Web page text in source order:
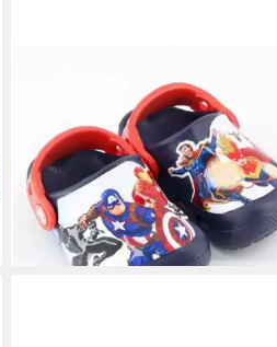
Crocs Kinder Sandalen, Crocs ft
Avengers Patch Clogs, Crocs Kinder
Clog Patches Deko
24,00 €
UVP39,99 €
-40%
lieferbar - in 5-6 Werktagen bei dir